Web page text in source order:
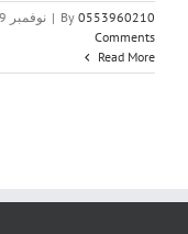
By 0553960210
| نوفمبر 9th, 2019
Comments
Read More